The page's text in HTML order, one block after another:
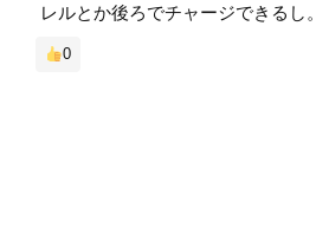
レルとか後ろでチャージできるし。
0